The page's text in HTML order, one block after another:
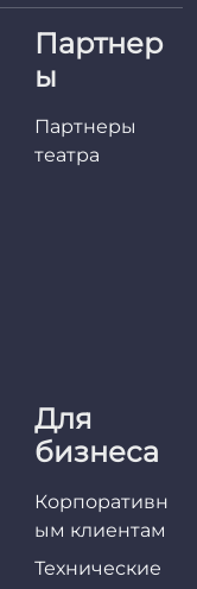
Партнер
ы
Партнеры
театра
Для
бизнеса
Корпоративн
ым клиентам
Технические